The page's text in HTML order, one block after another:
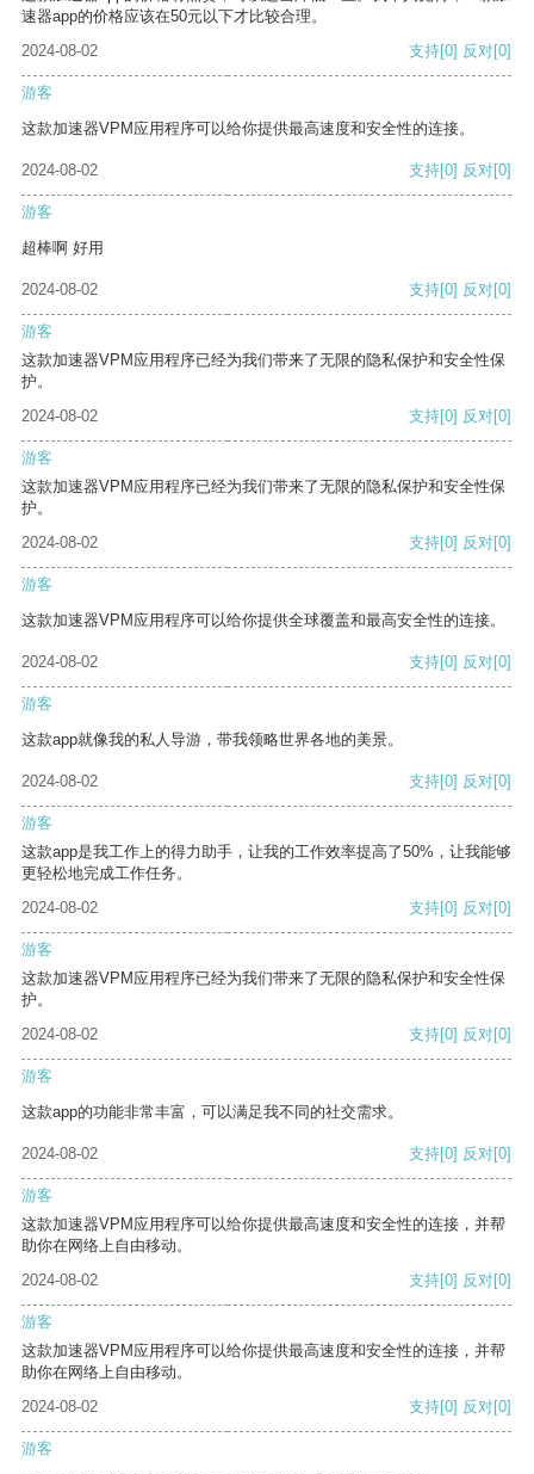
速器app的价格应该在50元以下才比较合理。
2024-08-02
支持[0] 反对[0]
游客
这款加速器VPM应用程序可以给你提供最高速度和安全性的连接。
2024-08-02 支持[0] 反对[0]
游客
超棒啊 好用
2024-08-02 支持[0] 反对[0]
游客
这款加速器VPM应用程序已经为我们带来了无限的隐私保护和安全性保
护。
2024-08-02
支持[0] 反对[0]
游客
这款加速器VPM应用程序已经为我们带来了无限的隐私保护和安全性保
护。
2024-08-02
支持[0] 反对[0]
游客
这款加速器VPM应用程序可以给你提供全球覆盖和最高安全性的连接。
2024-08-02 支持[0] 反对[0]
游客
这款app就像我的私人导游，带我领略世界各地的美景。
2024-08-02 支持[0] 反对[0]
游客
这款app是我工作上的得力助手，让我的工作效率提高了50%，让我能够
更轻松地完成工作任务。
2024-08-02
支持[0] 反对[0]
游客
这款加速器VPM应用程序已经为我们带来了无限的隐私保护和安全性保
护。
2024-08-02
支持[0] 反对[0]
游客
这款app的功能非常丰富，可以满足我不同的社交需求。
2024-08-02 支持[0] 反对[0]
游客
这款加速器VPM应用程序可以给你提供最高速度和安全性的连接，并帮
助你在网络上自由移动。
2024-08-02
支持[0] 反对[0]
游客
这款加速器VPM应用程序可以给你提供最高速度和安全性的连接，并帮
助你在网络上自由移动。
2024-08-02
支持[0] 反对[0]
游客